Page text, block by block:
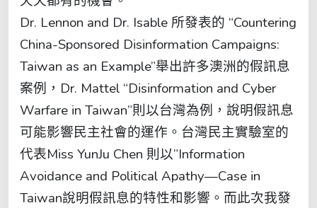
Dr. Lennon and Dr. Isable 所發表的 “Countering
China-Sponsored Disinformation Campaigns:
Taiwan as an Example”舉出許多澳洲的假訊息
案例，Dr. Mattel “Disinformation and Cyber
Warfare in Taiwan”則以台灣為例，說明假訊息
可能影響民主社會的運作。台灣民主實驗室的
代表Miss YunJu Chen 則以”Information
Avoidance and Political Apathy—Case in
Taiwan說明假訊息的特性和影響。而此次我發